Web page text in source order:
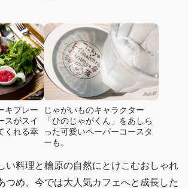
キプレー
スがスイ
くれる幸
じゃがいものキャラクター
「ひのじゃがくん」をあしら
った可愛いペーパーコースタ
ーも。
い料理と檜原の自然にとけこむおしゃれ
つめ、今では大人気カフェへと成長した